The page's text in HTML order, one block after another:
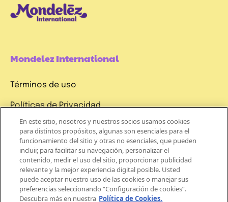
Mondelez International
Términos de uso
Políticas de Privacidad
Aviso de Cookie
En este sitio, nosotros y nuestros socios usamos cookies
para distintos propósitos, algunas son esenciales para el
funcionamiento del sitio y otras no esenciales, que pueden
incluir, para facilitar su navegación, personalizar el
contenido, medir el uso del sitio, proporcionar publicidad
relevante y la mejor experiencia digital posible. Usted
puede aceptar nuestro uso de las cookies o manejar sus
preferencias seleccionando “Configuración de cookies”.
Descubra más en nuestra Política de Cookies.
¡REGÍSTRATE
A
NUESTRO
NEWSLETTER